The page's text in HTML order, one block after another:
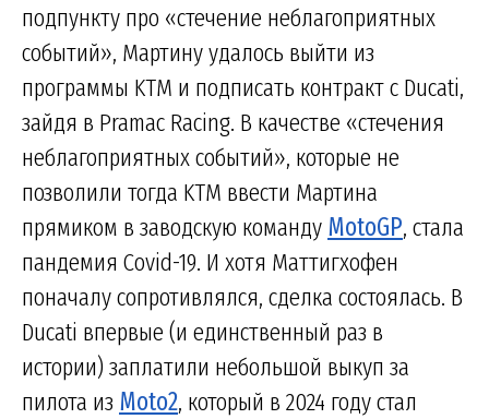
подпункту про «стечение неблагоприятных
событий», Мартину удалось выйти из
программы KTM и подписать контракт с Ducati,
зайдя в Pramac Racing. В качестве «стечения
неблагоприятных событий», которые не
позволили тогда KTM ввести Мартина
прямиком в заводскую команду MotoGP, стала
пандемия Covid-19. И хотя Маттигхофен
поначалу сопротивлялся, сделка состоялась. В
Ducati впервые (и единственный раз в
истории) заплатили небольшой выкуп за
пилота из Moto2, который в 2024 году стал